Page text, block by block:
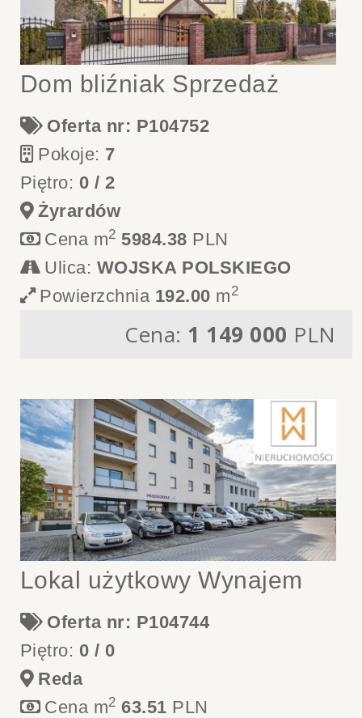
Dom bliźniak Sprzedaż
Oferta nr: P104752
Pokoje: 7
Piętro: 0 / 2
Żyrardów
Cena m2 5984.38 PLN
Ulica: WOJSKA POLSKIEGO
Powierzchnia 192.00 m2
Cena: 1 149 000 PLN
Lokal użytkowy Wynajem
Oferta nr: P104744
Piętro: 0 / 0
Reda
Cena m2 63.51 PLN